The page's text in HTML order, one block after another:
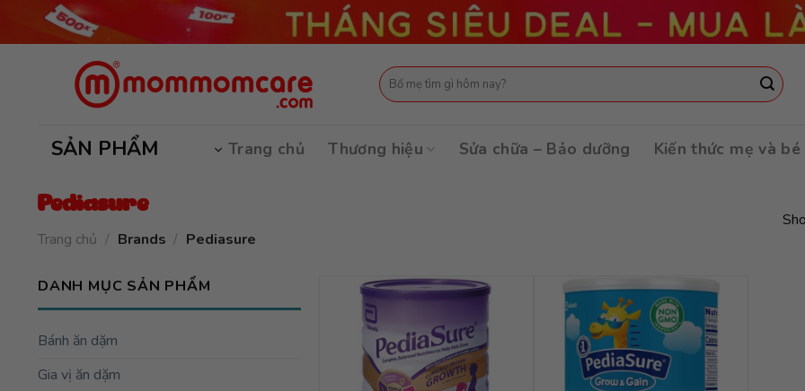
Tìm
kiếm:
SẢN PHẨM Trang chủ Thương hiệu Sửa chữa – Bảo dưỡng Kiến thức mẹ và bé
Pediasure
Trang chủ / Brands / Pediasure
DANH MỤC SẢN PHẨM
Bánh ăn dặm
Gia vị ăn dặm